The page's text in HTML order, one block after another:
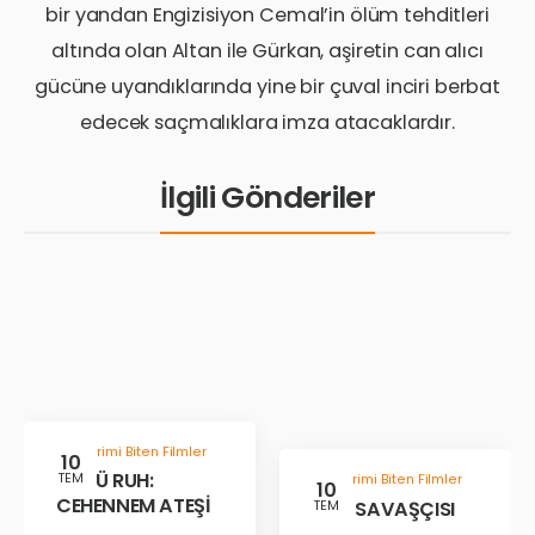
bir yandan Engizisiyon Cemal’in ölüm tehditleri
altında olan Altan ile Gürkan, aşiretin can alıcı
gücüne uyandıklarında yine bir çuval inciri berbat
edecek saçmalıklara imza atacaklardır.
İlgili Gönderiler
10
TEM
Gösterimi Biten Filmler
KÖTÜ RUH:
CEHENNEM ATEŞİ
10
TEM
Gösterimi Biten Filmler
ÇÖL SAVAŞÇISI